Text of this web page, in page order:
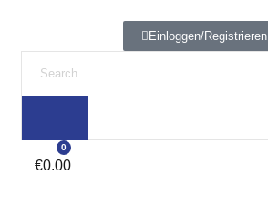
Einloggen/Registrieren
0
€0.00